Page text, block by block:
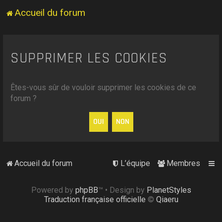
Accueil du forum
SUPPRIMER LES COOKIES
Êtes-vous sûr de vouloir supprimer les cookies de ce
forum ?
Accueil du forum Membres
L’équipe
Powered by phpBB™ • Design by PlanetStyles
Traduction française officielle © Qiaeru